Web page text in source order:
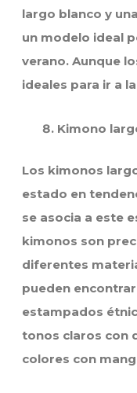
largo blanco y
un modelo ideal
verano. Aunque
ideales para ir a
Kimono
Los kimonos
estado en
se asocia a este
kimonos son
diferentes
pueden
estampados
tonos claros con
colores con